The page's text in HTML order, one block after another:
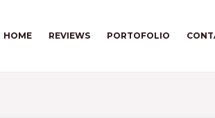
HOME REVIEWS PORTOFOLIO